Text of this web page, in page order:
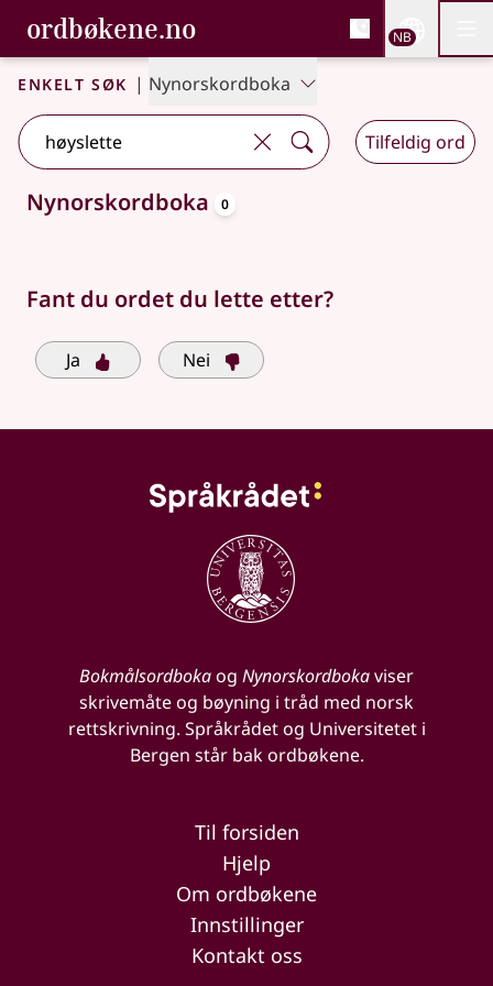
Gå til hovedinnhold
Tilgjengelighet
ordbøkene.no, Bokmålsordboka og
Bokmålsordboka og Nynorskordboka
NB
Enkelt søk | Nynorskordboka
Tilfeldig ord
Søkeforslag tilgjengelige
Nynorskordboka 0
Fant du ordet du lette etter?
Ja Nei
Bokmålsordbokaog Nynorskordbokaviser
skrivemåte og bøyning i tråd med norsk
rettskrivning. Språkrådet og Universitetet i
Bergen står bak ordbøkene.
Til forsiden
Hjelp
Om ordbøkene
Innstillinger
Kontakt oss